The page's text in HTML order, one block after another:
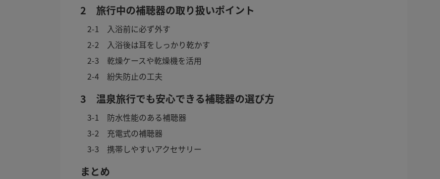
2 旅行中の補聴器の取り扱いポイント
2-1 入浴前に必ず外す
2-2 入浴後は耳をしっかり乾かす
2-3 乾燥ケースや乾燥機を活用
2-4 紛失防止の工夫
3 温泉旅行でも安心できる補聴器の選び方
3-1 防水性能のある補聴器
3-2 充電式の補聴器
3-3 携帯しやすいアクセサリー
まとめ